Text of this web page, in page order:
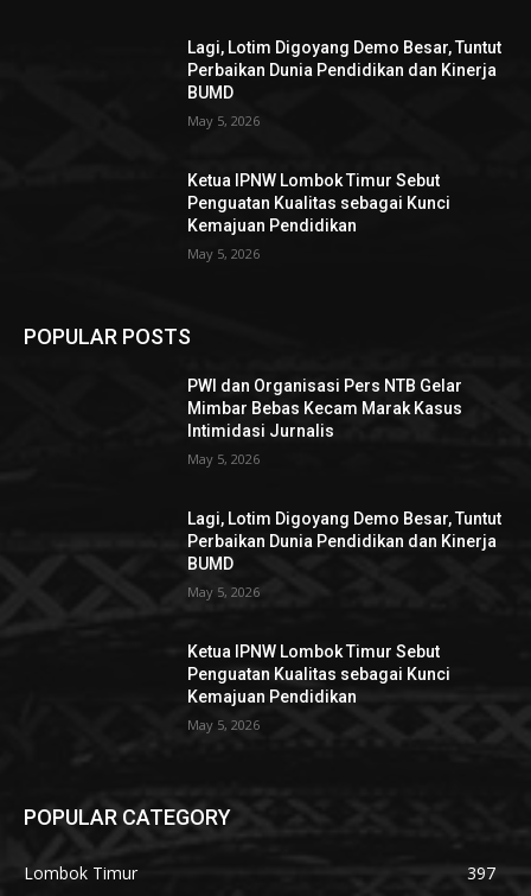
Lagi, Lotim Digoyang Demo Besar, Tuntut
Perbaikan Dunia Pendidikan dan Kinerja
BUMD
May 5, 2026
Ketua IPNW Lombok Timur Sebut
Penguatan Kualitas sebagai Kunci
Kemajuan Pendidikan
May 5, 2026
POPULAR POSTS
PWI dan Organisasi Pers NTB Gelar
Mimbar Bebas Kecam Marak Kasus
Intimidasi Jurnalis
May 5, 2026
Lagi, Lotim Digoyang Demo Besar, Tuntut
Perbaikan Dunia Pendidikan dan Kinerja
BUMD
May 5, 2026
Ketua IPNW Lombok Timur Sebut
Penguatan Kualitas sebagai Kunci
Kemajuan Pendidikan
May 5, 2026
POPULAR CATEGORY
Lombok Timur
397